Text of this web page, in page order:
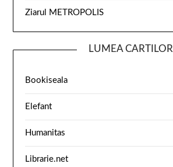
Ziarul METROPOLIS
LUMEA CARTILOR
Bookiseala
Elefant
Humanitas
Librarie.net